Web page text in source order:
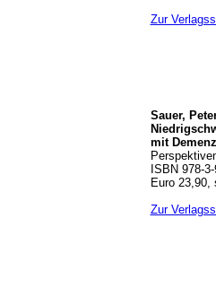
Zur
Sauer,
mit
ISBN 978-
Euro 23,90,
Zur